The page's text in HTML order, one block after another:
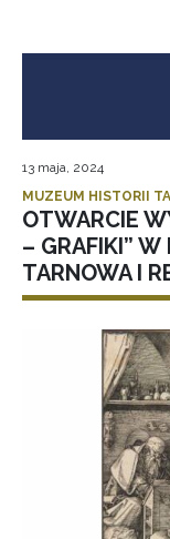
13 maja, 2024
MUZEUM HISTORII
OTWARCIE
– GRAFIKI” W
TARNOWA I